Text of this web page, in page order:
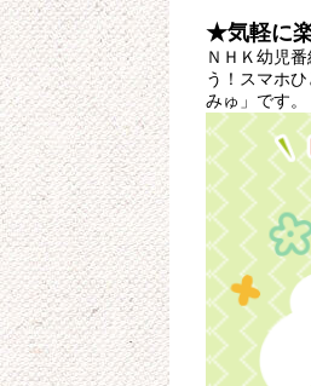
★気軽に
ＮＨＫ幼児
う！スマホ
みゅ」です。